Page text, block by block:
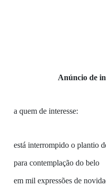
Anúncio de
a quem de interesse:
está interrompido o plantio
para contemplação do belo
em mil expressões de